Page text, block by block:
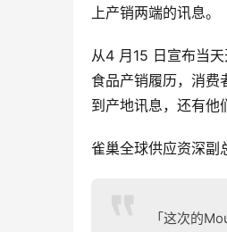
上产销两端的讯息。
从4 月15 日宣布当
食品产销履历，消费
到产地讯息，还有他
雀巢全球供应资深副
「这次的